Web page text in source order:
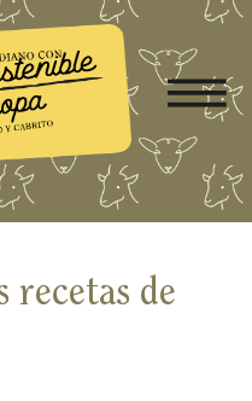
recetas de